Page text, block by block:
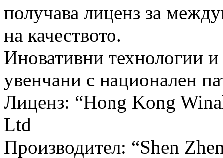
получава лиценз за
на качеството.
Иновативни технологии
увенчани с национален
Лиценз: “Hong Kong
Ltd
Производител: “Shen